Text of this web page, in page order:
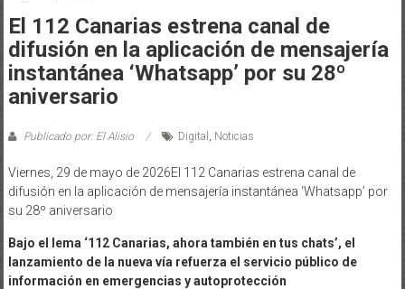
El 112 Canarias estrena canal de
difusión en la aplicación de mensajería
instantánea ‘Whatsapp’ por su 28º
aniversario
Publicado por: El Alisio Digital Noticias
Viernes, 29 de mayo de 2026El 112 Canarias estrena canal de
difusión en la aplicación de mensajería instantánea ‘Whatsapp’ por
su 28º aniversario
Bajo el lema ‘112 Canarias, ahora también en tus chats’, el
lanzamiento de la nueva vía refuerza el servicio público de
información en emergencias y autoprotección